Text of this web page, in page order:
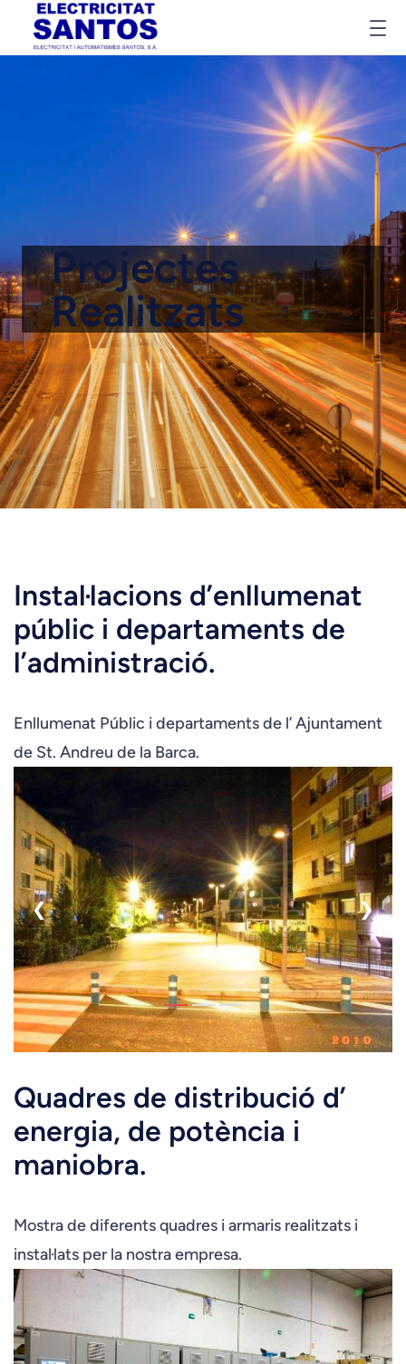
Projectes
Realitzats
Instal·lacions d’enllumenat
públic i departaments de
l’administració.
Enllumenat Públic i departaments de l’ Ajuntament
de St. Andreu de la Barca.
❮ ❯
Quadres de distribució d’
energia, de potència i
maniobra.
Mostra de diferents quadres i armaris realitzats i
instal·lats per la nostra empresa.